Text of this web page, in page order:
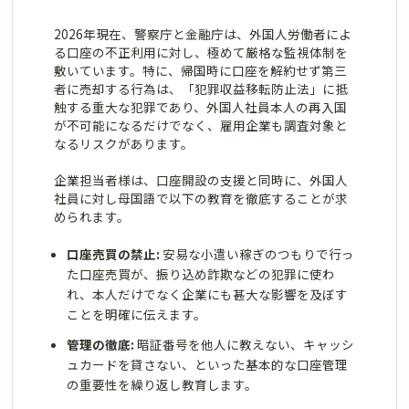
2026年現在、警察庁と金融庁は、外国人労働者によ
る口座の不正利用に対し、極めて厳格な監視体制を
敷いています。特に、帰国時に口座を解約せず第三
者に売却する行為は、「犯罪収益移転防止法」に抵
触する重大な犯罪であり、外国人社員本人の再入国
が不可能になるだけでなく、雇用企業も調査対象と
なるリスクがあります。
企業担当者様は、口座開設の支援と同時に、外国人
社員に対し母国語で以下の教育を徹底することが求
められます。
口座売買の禁止: 安易な小遣い稼ぎのつもりで行っ
た口座売買が、振り込め詐欺などの犯罪に使わ
れ、本人だけでなく企業にも甚大な影響を及ぼす
ことを明確に伝えます。
管理の徹底: 暗証番号を他人に教えない、キャッシ
ュカードを貸さない、といった基本的な口座管理
の重要性を繰り返し教育します。